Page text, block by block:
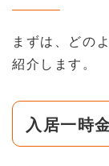
まずは、どの
紹介します。
入居一時